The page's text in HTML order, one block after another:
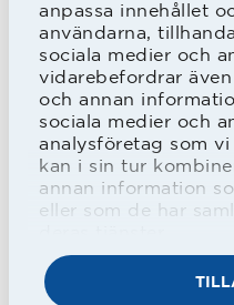
anpassa innehållet
användarna,
sociala medier och
vidarebefordrar
och annan
sociala medier och
analysföretag som
kan i sin tur
annan information
eller som de har
Jag tror att hårt
sättet att lyckas
ska vi ta nya tag
till att de har
ska vi försöka
Dessutom är